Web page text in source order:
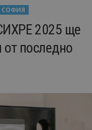
СОФИЯ
2025 ще
от последно